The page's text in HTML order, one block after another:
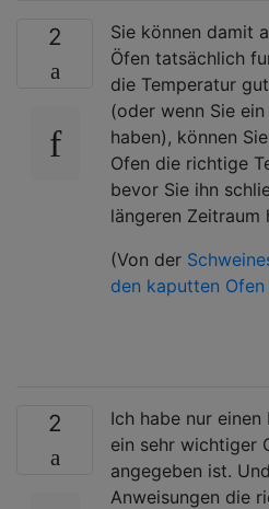
2
Sie können damit
Öfen tatsächlich
die Temperatur
(oder wenn Sie
haben), können
Ofen die richtige
bevor Sie ihn
längeren Zeitraum
(Von der
den kaputten
2
Ich habe nur
ein sehr wichtiger
angegeben ist.
Anweisungen die